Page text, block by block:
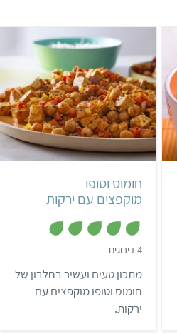
קל
חומוס וטופו
מוקפצים עם ירקות
4 דירוגים
מ
ת
ו
ך
מתכון טעים ועשיר בחלבון של
חומוס וטופו מוקפצים עם
ירקות.